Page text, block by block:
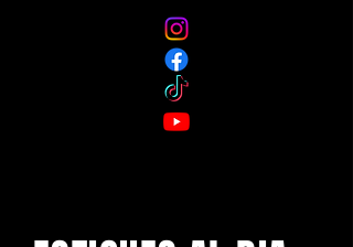
podien arribar.
Tenen l’objectiu de fer riure el públic
cada 10 segons amb un ritme
trepidant, aquest cop darrere del
taulell de la recepció de l’Hotel